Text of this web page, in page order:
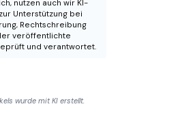
nutzen auch wir KI-
Unterstützung bei
Rechtschreibung
veröffentlichte
und verantwortet.
wurde mit KI erstellt.